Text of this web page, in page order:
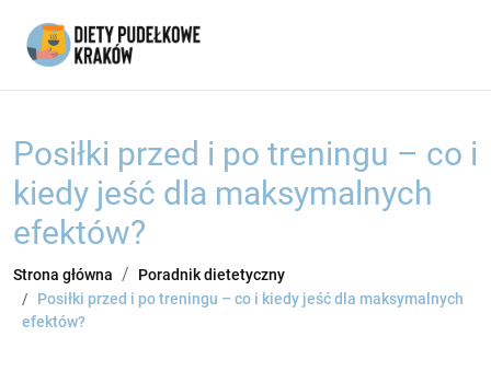
Posiłki przed i po treningu – co i
kiedy jeść dla maksymalnych
efektów?
Strona główna
Poradnik dietetyczny
Posiłki przed i po treningu – co i kiedy jeść dla maksymalnych
efektów?